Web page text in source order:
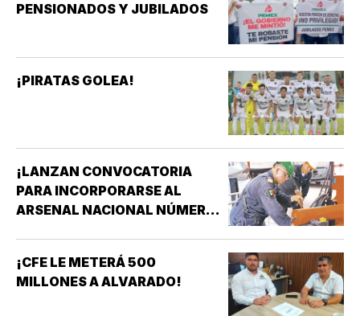
PENSIONADOS Y JUBILADOS
¡PIRATAS GOLEA!
¡LANZAN CONVOCATORIA
PARA INCORPORARSE AL
ARSENAL NACIONAL NÚMERO
¡CFE LE METERÁ 500
MILLONES A ALVARADO!